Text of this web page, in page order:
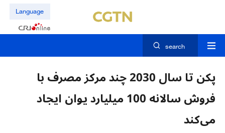
Language
search
پکن تا سال 2030 چند مرکز مصرف با
فروش سالانه 100 میلیارد یوان ایجاد
می‌کند